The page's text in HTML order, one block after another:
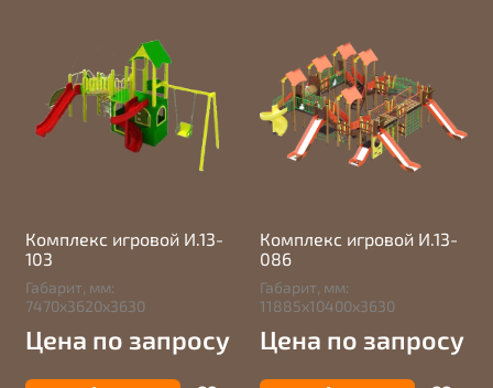
Комплекс игровой И.13-
103
Габарит, мм:
7470х3620х3630
Цена по запросу
Комплекс игровой И.13-
086
Габарит, мм:
11885х10400х3630
Цена по запросу